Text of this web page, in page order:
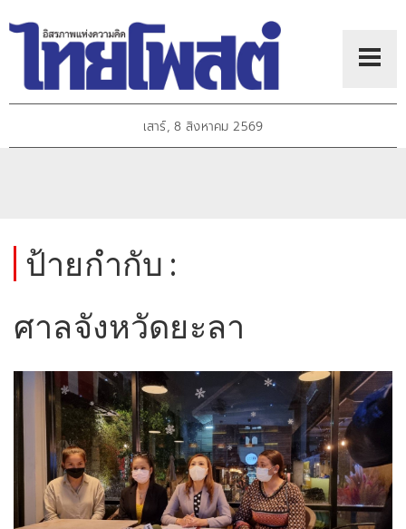
เสาร์, 8 สิงหาคม 2569
ป้ายกำกับ :
ศาลจังหวัดยะลา